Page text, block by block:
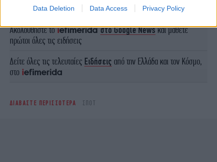
Data Deletion Data Access Privacy Policy
Ακολουθήστε το στο Google Newsκαι μάθετε
πρώτοι όλες τις ειδήσεις
Δείτε όλες τις τελευταίες Ειδήσεις από την Ελλάδα και τον Κόσμο,
στο
ΔΙΑΒΑΣΤΕ ΠΕΡΙΣΣΟΤΕΡΑ ΣΠΟΤ